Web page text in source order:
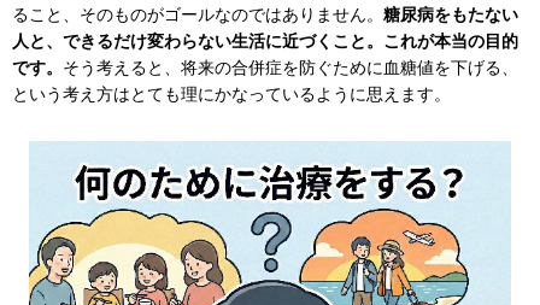
ること、そのものがゴールなのではありません。 糖尿病をもたない
人と、できるだけ変わらない生活に近づくこと。これが本当の目的
です。 そう考えると、将来の合併症を防ぐために血糖値を下げる、
という考え方はとても理にかなっているように思えます。